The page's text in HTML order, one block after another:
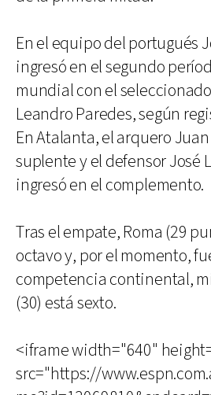
En el equipo del portugués
ingresó en el segundo
mundial con el
Leandro Paredes, según
En Atalanta, el arquero
suplente y el defensor José
ingresó en el complemento.
Tras el empate, Roma (29
octavo y, por el momento,
competencia continental,
(30) está sexto.
<iframe width="640"
src="https://